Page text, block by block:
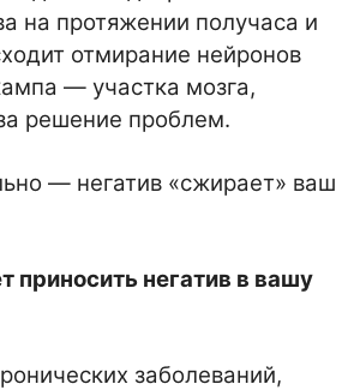
на протяжении получаса и
отмирание нейронов
— участка мозга,
решение проблем.
— негатив «сжирает» ваш
приносить негатив в вашу
заболеваний,